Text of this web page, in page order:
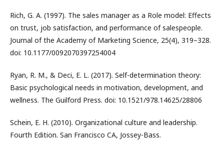
Rich, G. A. (1997). The sales manager as a Role model: Effects
on trust, job satisfaction, and performance of salespeople.
Journal of the Academy of Marketing Science, 25(4), 319–328.
doi: 10.1177/0092070397254004
Ryan, R. M., & Deci, E. L. (2017). Self-determination theory:
Basic psychological needs in motivation, development, and
wellness. The Guilford Press. doi: 10.1521/978.14625/28806
Schein, E. H. (2010). Organizational culture and leadership.
Fourth Edition. San Francisco CA, Jossey-Bass.